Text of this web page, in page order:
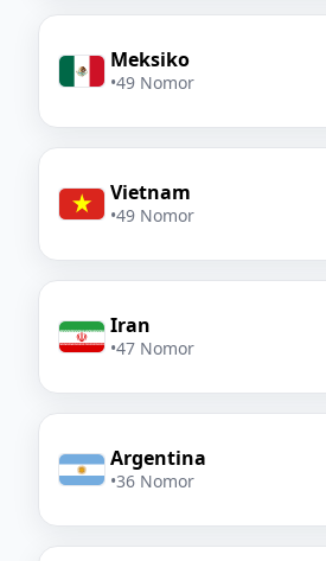
Meksiko
•49 Nomor
Vietnam
•49 Nomor
Iran
•47 Nomor
Argentina
•36 Nomor